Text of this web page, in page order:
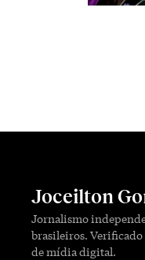
Joceilton
Jornalismo
brasileiros.
de mídia digital.